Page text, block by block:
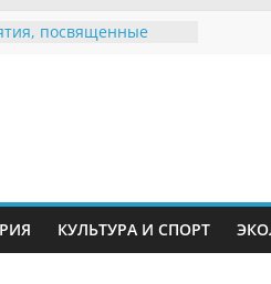
посвященные
в сети Интернет
участие в
«Сохраним
КУЛЬТУРА И СПОРТ